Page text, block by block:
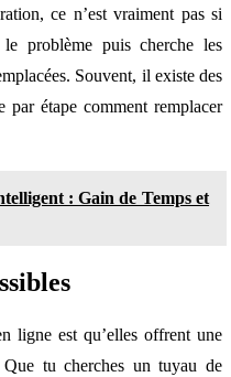
ce n’est vraiment pas si
problème puis cherche les
Souvent, il existe des
par étape comment remplacer
: Gain de Temps et
ligne est qu’elles offrent une
Que tu cherches un tuyau de